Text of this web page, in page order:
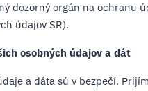
dozorný orgán na ochranu
údajov SR).
osobných údajov a dát
a dáta sú v bezpečí.